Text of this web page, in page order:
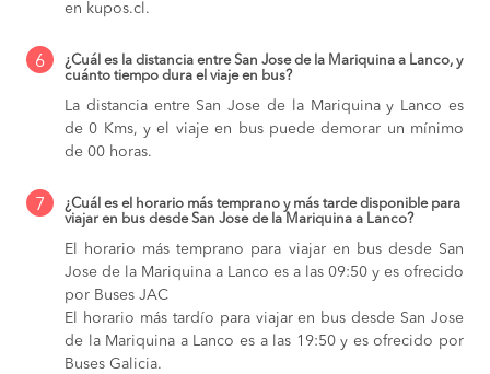
en kupos.cl.
6
¿Cuál es la distancia entre San Jose de la Mariquina a Lanco, y
cuánto tiempo dura el viaje en bus?
La distancia entre San Jose de la Mariquina y Lanco es
de 0 Kms, y el viaje en bus puede demorar un mínimo
de 00 horas.
7
¿Cuál es el horario más temprano y más tarde disponible para
viajar en bus desde San Jose de la Mariquina a Lanco?
El horario más temprano para viajar en bus desde San
Jose de la Mariquina a Lanco es a las 09:50 y es ofrecido
por Buses JAC
El horario más tardío para viajar en bus desde San Jose
de la Mariquina a Lanco es a las 19:50 y es ofrecido por
Buses Galicia.